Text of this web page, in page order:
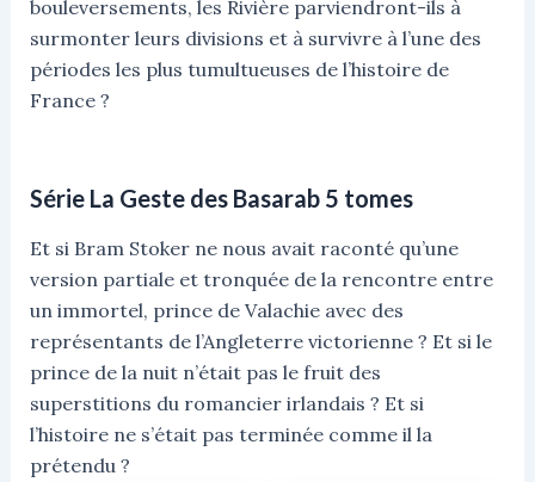
bouleversements, les Rivière parviendront-ils à
surmonter leurs divisions et à survivre à l’une des
périodes les plus tumultueuses de l’histoire de
France ?
Série La Geste des Basarab 5 tomes
Et si Bram Stoker ne nous avait raconté qu’une
version partiale et tronquée de la rencontre entre
un immortel, prince de Valachie avec des
représentants de l’Angleterre victorienne ? Et si le
prince de la nuit n’était pas le fruit des
superstitions du romancier irlandais ? Et si
l’histoire ne s’était pas terminée comme il la
prétendu ?